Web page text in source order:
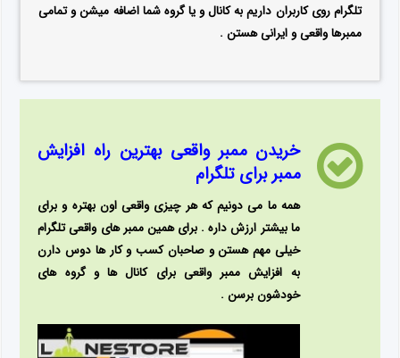
تلگرام روی کاربران داریم به کانال و یا گروه شما اضافه میشن و تمامی
ممبرها واقعی و ایرانی هستن .
خریدن ممبر واقعی بهترین راه افزایش
ممبر برای تلگرام
همه ما می دونیم که هر چیزی واقعی اون بهتره و برای
ما بیشتر ارزش داره . برای همین ممبر های واقعی تلگرام
خیلی مهم هستن و صاحبان کسب و کار ها دوس دارن
به افزایش ممبر واقعی برای کانال ها و گروه های
خودشون برسن .